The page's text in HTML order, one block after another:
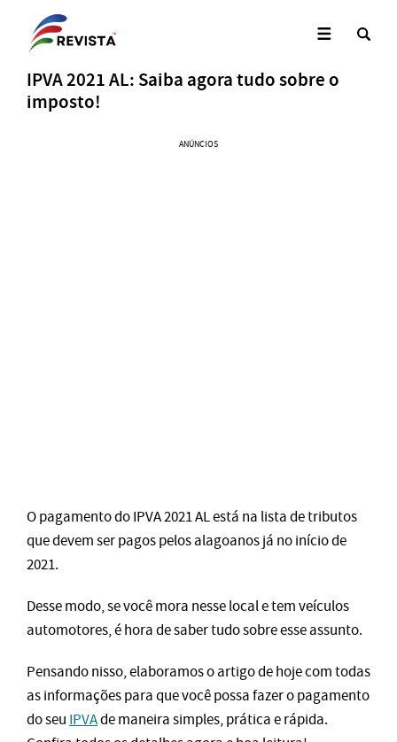
IPVA 2021 AL: Saiba agora tudo sobre o
imposto!
ANÚNCIOS
O pagamento do IPVA 2021 AL está na lista de tributos
que devem ser pagos pelos alagoanos já no início de
2021.
Desse modo, se você mora nesse local e tem veículos
automotores, é hora de saber tudo sobre esse assunto.
Pensando nisso, elaboramos o artigo de hoje com todas
as informações para que você possa fazer o pagamento
do seu IPVAde maneira simples, prática e rápida.